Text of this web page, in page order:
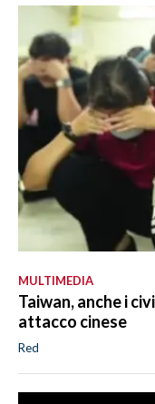
MULTIMEDIA
Taiwan, anche i
attacco cinese
Red